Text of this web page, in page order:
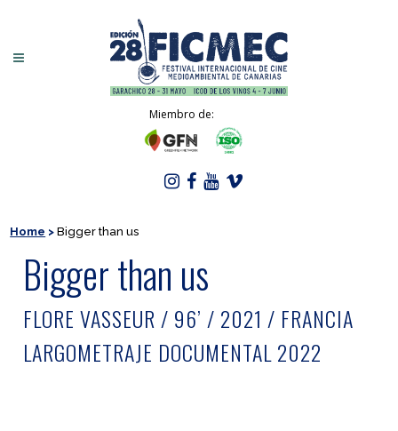
Miembro de:
Home >Bigger than us
Bigger than us
FLORE VASSEUR / 96’ / 2021 / FRANCIA
LARGOMETRAJE DOCUMENTAL 2022